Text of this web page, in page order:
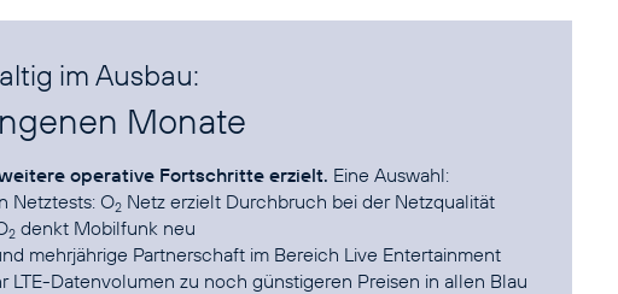
im Ausbau:
Monate
operative Fortschritte erzielt.
Netztests: O2 Netz erzielt Durchbruch bei der Netzqualität
2 denkt Mobilfunk neu
mehrjährige Partnerschaft im Bereich Live Entertainment
LTE-Datenvolumen zu noch günstigeren Preisen in allen Blau